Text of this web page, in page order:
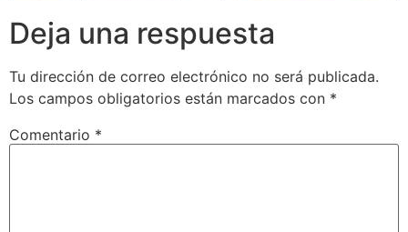
Deja una respuesta
Tu dirección de correo electrónico no será publicada.
Los campos obligatorios están marcados con *
Comentario *